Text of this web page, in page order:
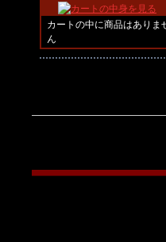
カートの中に商品はありま
ん